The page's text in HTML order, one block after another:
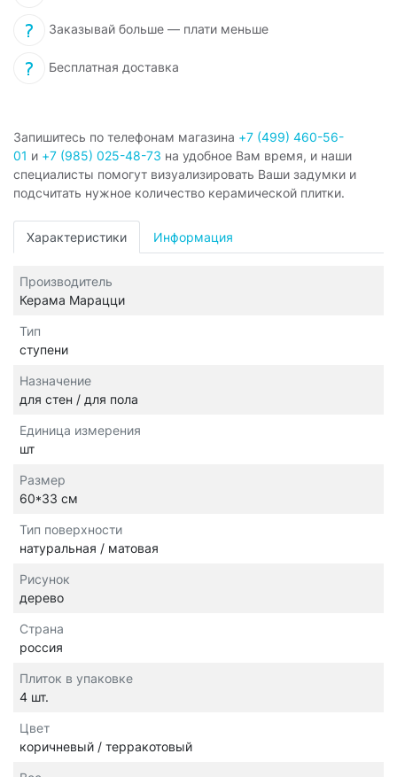
Заказывай больше — плати меньше
Бесплатная доставка
Запишитесь по телефонам магазина +7 (499) 460-56-
01 и +7 (985) 025-48-73 на удобное Вам время, и наши
специалисты помогут визуализировать Ваши задумки и
подсчитать нужное количество керамической плитки.
Характеристики Информация
Производитель
Керама Марацци
Тип
ступени
Назначение
для стен / для пола
Единица измерения
шт
Размер
60*33 см
Тип поверхности
натуральная / матовая
Рисунок
дерево
Страна
россия
Плиток в упаковке
4 шт.
Цвет
коричневый / терракотовый